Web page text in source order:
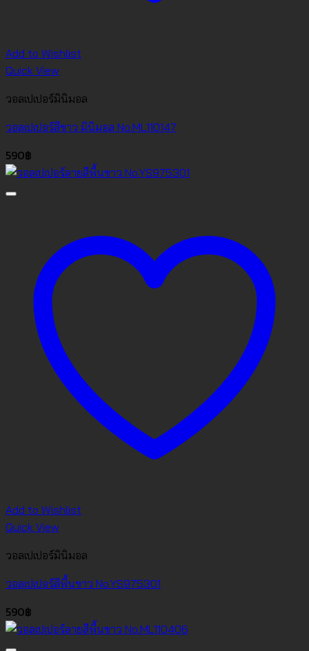
Add to Wishlist
Quick View
วอลเปเปอร์มินิมอล
วอลเปเปอร์สีขาว มินิมอล No.ML110147
590฿
Add to Wishlist
Quick View
วอลเปเปอร์มินิมอล
วอลเปเปอร์สีพื้นขาว No.YS975301
590฿